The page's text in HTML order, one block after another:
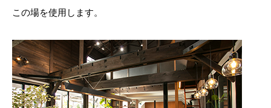
この場を使用します。